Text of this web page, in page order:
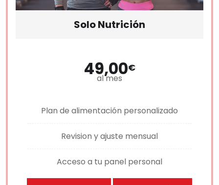
Solo Nutrición
49,00€
al mes
Plan de alimentación personalizado
Revision y ajuste mensual
Acceso a tu panel personal